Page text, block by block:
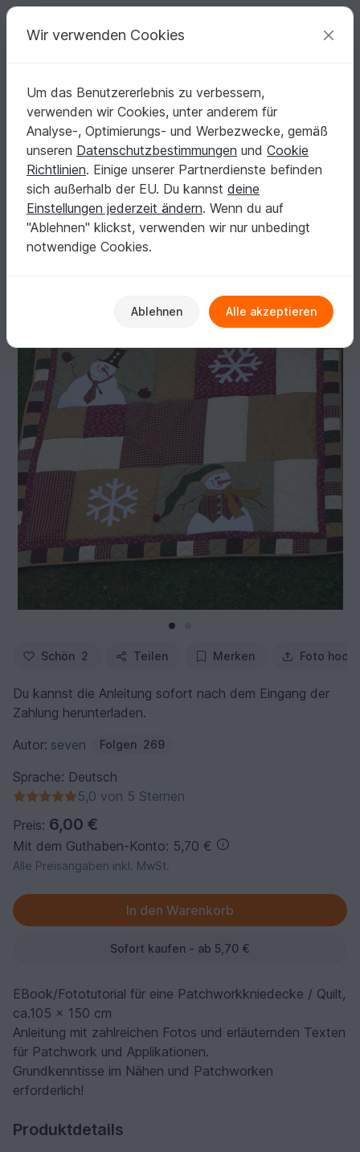
Deine kreativen Ideen
Deutsch | € (EUR) einloggen Kostenlos registrieren
Startseite Nähen Festlichkeiten Weihnachten
Patchwork Kniedecke "Dreaming of a white Winter"
Patchwork Kniedecke "Dreaming of a white
Winter"
Schön 2 Teilen Merken Foto
Du kannst die Anleitung sofort nach dem Eingang der
Zahlung herunterladen.
Autor: seven Folgen 269
Sprache: Deutsch
5,0 von 5 Sternen
Preis: 6,00 €
Mit dem Guthaben-Konto: 5,70 €
Alle Preisangaben inkl. MwSt.
Sofort kaufen - ab 5,70 €
EBook/Fototutorial für eine Patchworkkniedecke / Quilt,
ca.105 x 150 cm
Anleitung mit zahlreichen Fotos und erläuternden Texten
für Patchwork und Applikationen.
Grundkenntisse im Nähen und Patchworken
erforderlich!
Produktdetails
Wir verwenden Cookies
Um das Benutzererlebnis zu verbessern,
verwenden wir Cookies, unter anderem für
Analyse-, Optimierungs- und Werbezwecke, gemäß
unseren Datenschutzbestimmungen und Cookie
Richtlinien. Einige unserer Partnerdienste befinden
sich außerhalb der EU. Du kannst deine
Einstellungen jederzeit ändern. Wenn du auf
"Ablehnen" klickst, verwenden wir nur unbedingt
notwendige Cookies.
Ablehnen Alle akzeptieren